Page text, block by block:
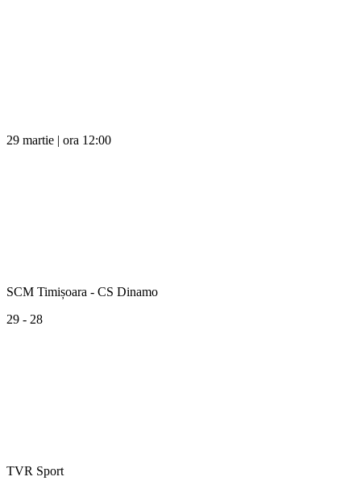
29 martie | ora 12:00
SCM Timișoara - CS Dinamo
29 - 28
TVR Sport